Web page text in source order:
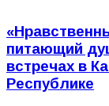
питающий
встречах в
Республике